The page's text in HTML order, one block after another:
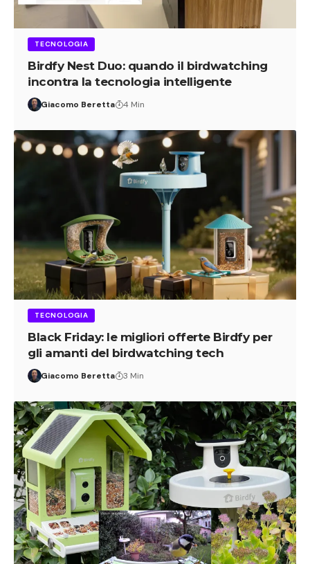
TECNOLOGIA
Birdfy Nest Duo: quando il birdwatching
incontra la tecnologia intelligente
Giacomo Beretta 4 Min
TECNOLOGIA
Black Friday: le migliori offerte Birdfy per
gli amanti del birdwatching tech
Giacomo Beretta 3 Min